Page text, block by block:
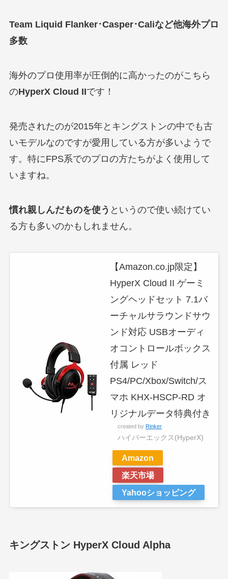
Team Liquid Flanker･Casper･Caliなど他海外プロ
多数
海外のプロ使用率が圧倒的に高かったのがこちら
のHyperX Cloud IIです！
発売されたのが2015年とキングストンの中でも古
いモデルなのですが愛用している方が多いようで
す。特にFPS系でのプロの方たちがよく使用して
いますね。
慣れ親しんだものを使う というので使い続けてい
る方も多いのかもしれません。
【Amazon.co.jp限定】
HyperX Cloud II ゲーミ
ングヘッドセット 7.1バ
ーチャルサラウンドサウ
ンド対応 USBオーディ
オコントロールボックス
付属 レッド
PS4/PC/Xbox/Switch/ス
マホ KHX-HSCP-RD オ
リジナルデータ特典付き
created by Rinker
ハイパーエックス(HyperX)
Amazon
楽天市場
Yahooショッピング
キングストン HyperX Cloud Alpha